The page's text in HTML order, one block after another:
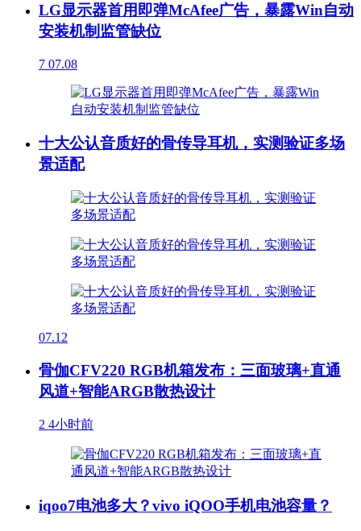
LG显示器首用即弹McAfee广告，暴露Win自动
安装机制监管缺位
7 07.08
十大公认音质好的骨传导耳机，实测验证多场
景适配
07.12
骨伽CFV220 RGB机箱发布：三面玻璃+直通
风道+智能ARGB散热设计
2 4小时前
iqoo7电池多大？vivo iQOO手机电池容量？